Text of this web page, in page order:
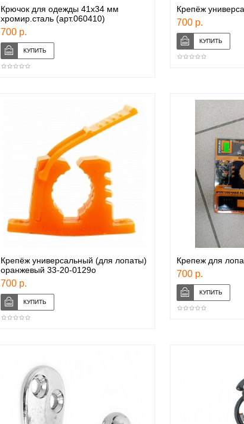
Крючок для одежды 41х34 мм
хромир.сталь (арт.060410)
700 р.
Крепёж
700 р.
Крепёж универсальный (для лопаты)
оранжевый 33-20-0129о
700 р.
Крепеж для
700 р.